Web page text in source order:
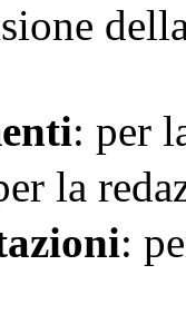
: per
la
: